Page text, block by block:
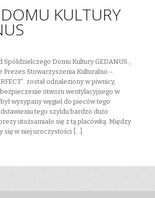
KULTURY
Spółdzielczego Domu Kultury GEDANUS ,
Prezes Stowarzyszenia Kulturalno –
został odnaleziony w piwnicy,
otworu wentylacyjnego w
wysypany węgiel do pieców tego
tego szyldu bardzo dużo
utożsamiało się z tą placówką. Między
się w niej uroczystości […]